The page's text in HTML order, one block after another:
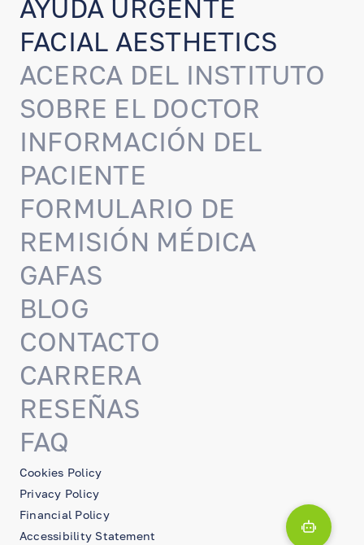
Cookies Policy
Privacy Policy
Financial Policy
Accessibility Statement
ACERCA DEL INSTITUTO
SOBRE EL DOCTOR
INFORMACIÓN DEL
PACIENTE
FORMULARIO DE
REMISIÓN MÉDICA
GAFAS
BLOG
CONTACTO
CARRERA
RESEÑAS
FAQ
AYUDA URGENTE
FACIAL AESTHETICS